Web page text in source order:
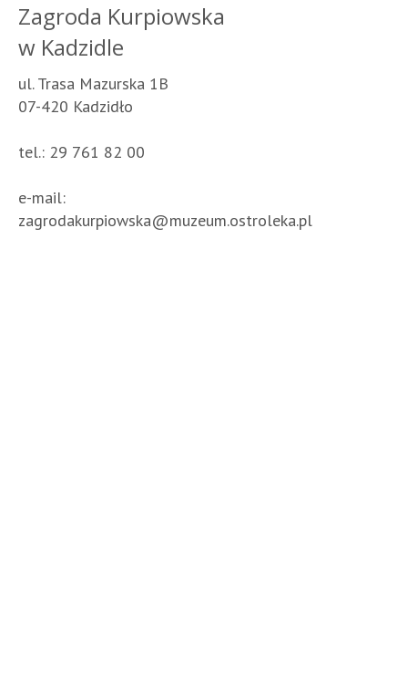
Zagroda Kurpiowska
w Kadzidle
ul. Trasa Mazurska 1B
07-420 Kadzidło
tel.: 29 761 82 00
e-mail:
zagrodakurpiowska@muzeum.ostroleka.pl